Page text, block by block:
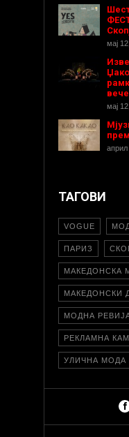
мај
мај
ТАГОВИ
VOGUE
ПАРИЗ
МАКЕДОНСКА
МАКЕДОНСКИ
МОДНА
РЕКЛАМНА
УЛИЧНА МОДА